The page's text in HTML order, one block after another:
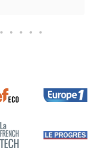
est très bien